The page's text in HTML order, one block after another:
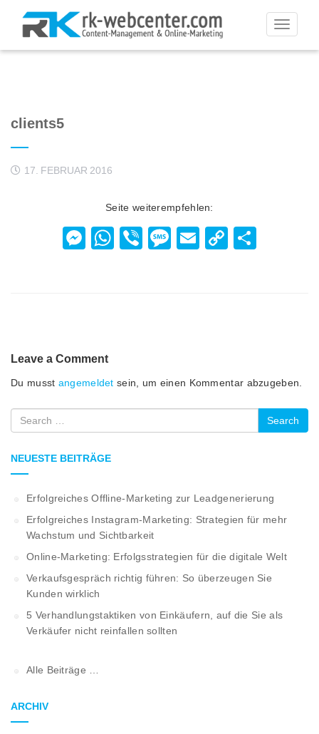
Toggle
clients5
17. FEBRUAR 2016
Seite weiterempfehlen:
Messenger
WhatsApp
ViberMessage
EmailCopy
Leave a Comment
Du musst angemeldet sein, um einen Kommentar abzugeben.
Search
NEUESTE BEITRÄGE
Erfolgreiches Offline-Marketing zur Leadgenerierung
Erfolgreiches Instagram-Marketing: Strategien für mehr
Wachstum und Sichtbarkeit
Online-Marketing: Erfolgsstrategien für die digitale Welt
Verkaufsgespräch richtig führen: So überzeugen Sie
Kunden wirklich
5 Verhandlungstaktiken von Einkäufern, auf die Sie als
Verkäufer nicht reinfallen sollten
Alle Beiträge …
ARCHIV